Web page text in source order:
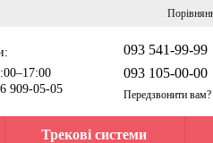
909-05-05
093 541-99-99
093 105-00-00
Передзвонити вам?
Трекові системи